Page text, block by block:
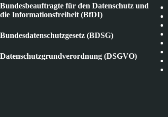
Bundesbeauftragte für den Datenschutz und
die Informationsfreiheit (BfDI)
Bundesdatenschutzgesetz (BDSG)
Datenschutzgrundverordnung (DSGVO)